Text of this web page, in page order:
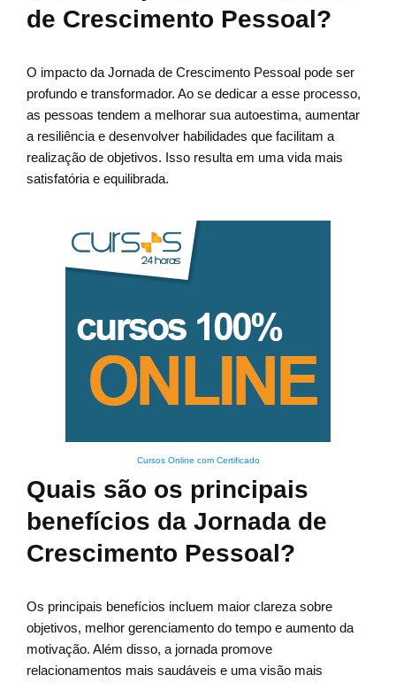
de Crescimento Pessoal?
O impacto da Jornada de Crescimento Pessoal pode ser
profundo e transformador. Ao se dedicar a esse processo,
as pessoas tendem a melhorar sua autoestima, aumentar
a resiliência e desenvolver habilidades que facilitam a
realização de objetivos. Isso resulta em uma vida mais
satisfatória e equilibrada.
Cursos Online com Certificado
Quais são os principais
benefícios da Jornada de
Crescimento Pessoal?
Os principais benefícios incluem maior clareza sobre
objetivos, melhor gerenciamento do tempo e aumento da
motivação. Além disso, a jornada promove
relacionamentos mais saudáveis e uma visão mais